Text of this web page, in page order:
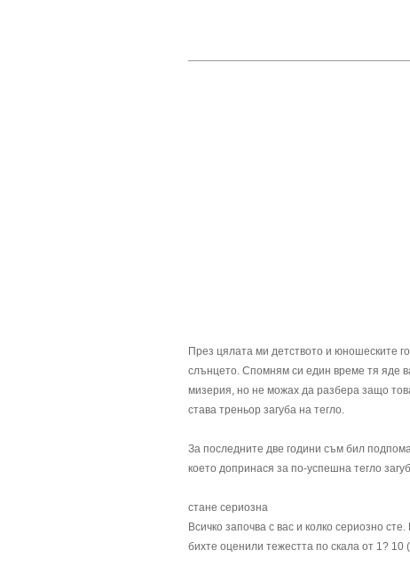
През цялата ми детството и юношеските
слънцето. Спомням си един време тя яде
мизерия, но не можах да разбера защо
става треньор загуба на тегло.
За последните две години съм бил
което допринася за по-успешна тегло
стане сериозна
Всичко започва с вас и колко сериозно
бихте оценили тежестта по скала от 1?